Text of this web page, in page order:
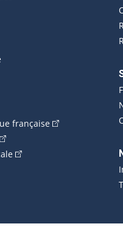
française(Cet hyperlien
hyperlien externe
(Cet hyperlien externe
externe s'ouvrira